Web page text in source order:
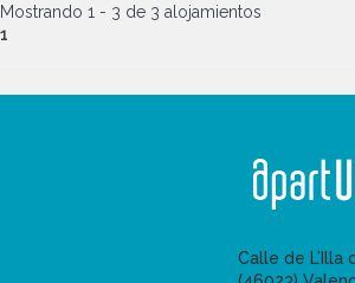
Mostrando 1 - 3 de 3 alojamientos
1
Calle de L’Illa